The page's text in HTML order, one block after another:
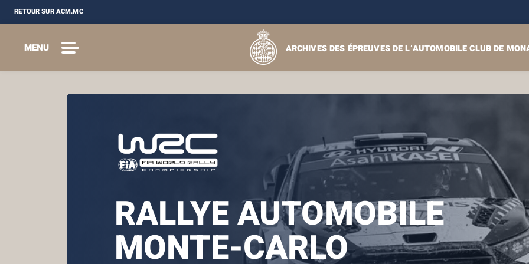
RETOUR SUR ACM.MC
MENU ARCHIVES DES ÉPREUVES DE L’AUTOMOBILE CLUB DE
RALLYE AUTOMOBILE
MONTE-CARLO